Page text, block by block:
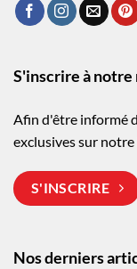
Nos derniers
S'inscrire à
Afin d'être informé
exclusives sur
S'INSCRIRE